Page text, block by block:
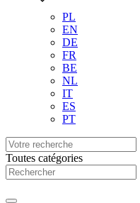
PL
EN
DE
FR
BE
NL
IT
ES
PT
Toutes catégories